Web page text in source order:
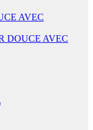
AVEC
DOUCE AVEC